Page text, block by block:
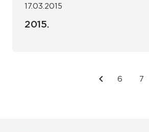
17.03.2015
2015.